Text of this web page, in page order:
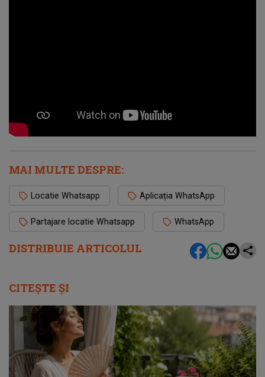
DISTRIBUIE ARTICOLUL
MAI MULTE DESPRE:
Locatie Whatsapp Aplicația WhatsApp
Partajare locatie Whatsapp WhatsApp
CITEȘTE ȘI